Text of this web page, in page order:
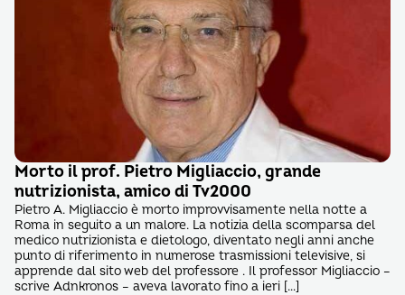
Morto il prof. Pietro Migliaccio, grande
nutrizionista, amico di Tv2000
Pietro A. Migliaccio è morto improvvisamente nella notte a
Roma in seguito a un malore. La notizia della scomparsa del
medico nutrizionista e dietologo, diventato negli anni anche
punto di riferimento in numerose trasmissioni televisive, si
apprende dal sito web del professore . Il professor Migliaccio –
scrive Adnkronos – aveva lavorato fino a ieri […]